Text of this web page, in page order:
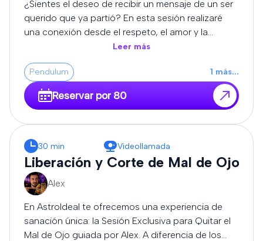
podrás realizar preguntas relacionadas con la
consulta.
¿Sientes el deseo de recibir un mensaje de un ser
querido que ya partió? En esta sesión realizaré
una conexión desde el respeto, el amor y la
sensibilidad, utilizando mi intuición y percepción
espiritual para transmitir los mensajes que puedan
llegar durante la consulta. Cada experiencia es
única y diferente. No puedo garantizar la
comunicación con una persona concreta ni un
finalizar, si el momento lo permite, podrás realizar
preguntas relacionadas con el mensaje recibido.
Leer más
Pendulum 1 más...
Reservar por 80
30 min Videollamada
Liberación y Corte de Mal de Ojo
Alex
En AstroIdeal te ofrecemos una experiencia de
sanación única: la Sesión Exclusiva para Quitar el
Mal de Ojo guiada por Alex. A diferencia de los